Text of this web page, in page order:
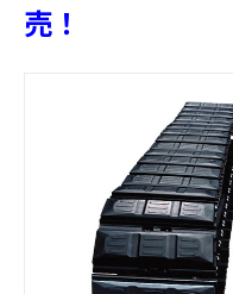
売！